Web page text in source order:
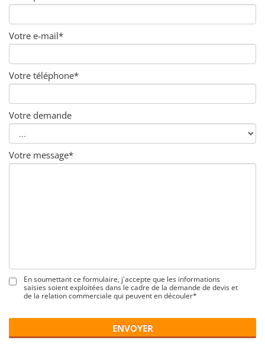
Votre e-mail*
Votre téléphone*
Votre demande
Votre message*
En soumettant ce formulaire, j'accepte que les informations
saisies soient exploitées dans le cadre de la demande de devis et
de la relation commerciale qui peuvent en découler*
ENVOYER